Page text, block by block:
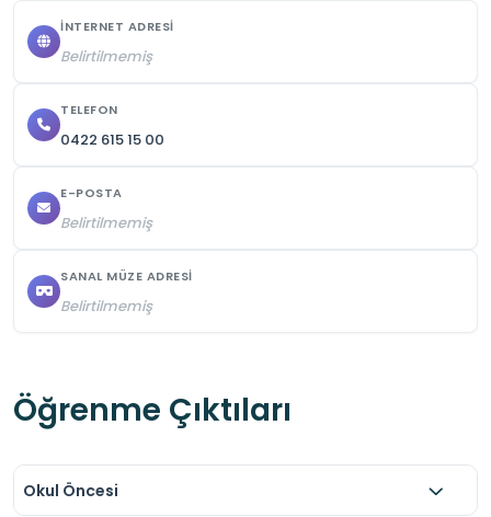
İNTERNET ADRESI
Belirtilmemiş
TELEFON
0422 615 15 00
E-POSTA
Belirtilmemiş
SANAL MÜZE ADRESI
Belirtilmemiş
Öğrenme Çıktıları
Okul Öncesi